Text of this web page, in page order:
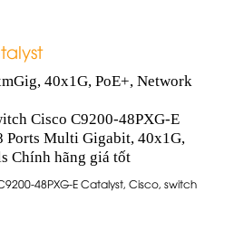
40x1G, PoE+, Network
Cisco C9200-48PXG-E
Ports Multi Gigabit, 40x1G,
Chính hãng giá tốt
48PXG-E Catalyst, Cisco, switch